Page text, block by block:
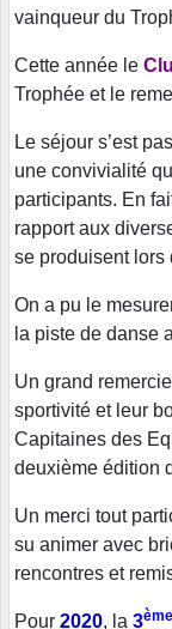
vainqueur du
Cette année le
Trophée et le
Le séjour s’est
une convivialité
participants. En
rapport aux
se produisent lors
On a pu le
la piste de danse
Un grand
sportivité et leur
Capitaines des
deuxième édition
Un merci tout
su animer avec
rencontres et
Pour 2020, la 3ème